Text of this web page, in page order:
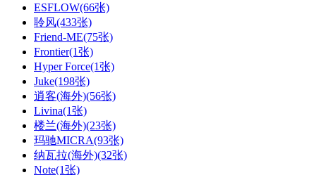
ESFLOW(66张)
聆风(433张)
Friend-ME(75张)
Frontier(1张)
Hyper Force(1张)
Juke(198张)
逍客(海外)(56张)
Livina(1张)
楼兰(海外)(23张)
玛驰MICRA(93张)
纳瓦拉(海外)(32张)
Note(1张)